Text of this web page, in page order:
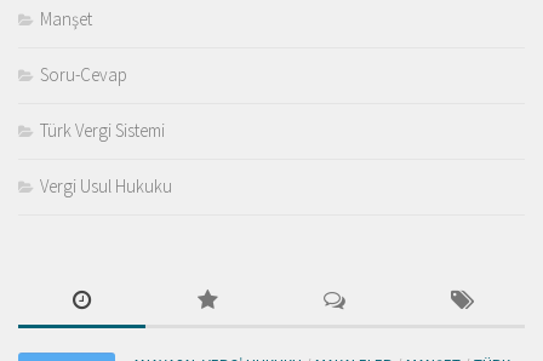
Manşet
Soru-Cevap
Türk Vergi Sistemi
Vergi Usul Hukuku